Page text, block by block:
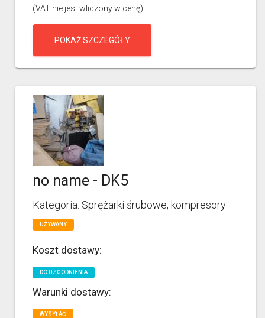
(VAT nie jest wliczony w cenę)
POKAŻ SZCZEGÓŁY
no name - DK5
Kategoria: Sprężarki śrubowe, kompresory
UŻYWANY
Koszt dostawy:
DO UZGODNIENIA
Warunki dostawy:
WYSYŁAĆ